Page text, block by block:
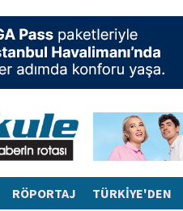
RÖPORTAJ TÜRKİYE'DEN